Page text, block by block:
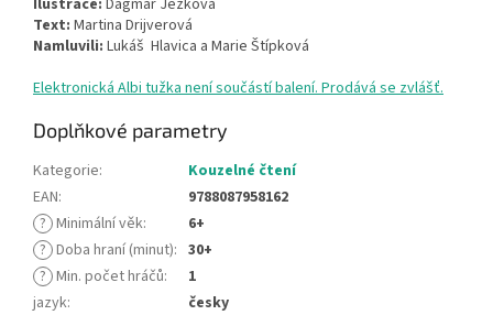
Text: Martina Drijverová
Namluvili: Lukáš Hlavica a Marie Štípková
Elektronická Albi tužka není součástí balení. Prodává se zvlášť.
Doplňkové parametry
Kategorie:
Kouzelné čtení
EAN:
9788087958162
? Minimální věk:
6+
? Doba hraní (minut): 30+
? Min. počet hráčů:
1
jazyk:
česky